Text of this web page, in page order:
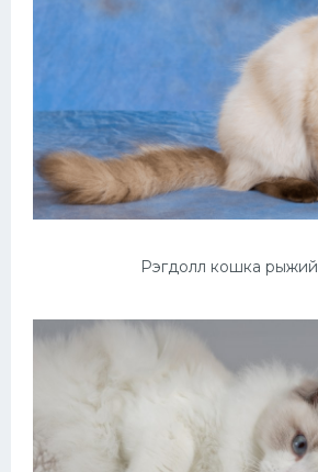
Рэгдолл кошка рыжий